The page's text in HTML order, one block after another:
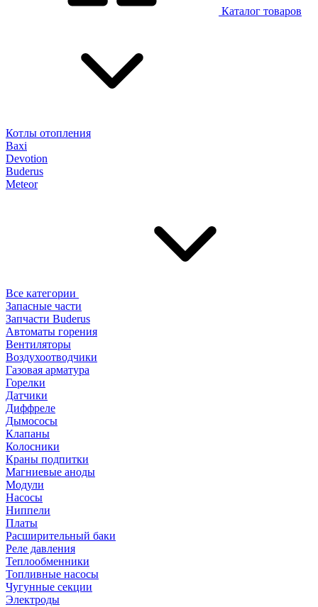
Каталог товаров
Котлы отопления
Baxi
Devotion
Buderus
Meteor
Все категории
Запасные части
Запчасти Buderus
Автоматы горения
Вентиляторы
Воздухоотводчики
Газовая арматура
Горелки
Датчики
Диффреле
Дымососы
Клапаны
Колосники
Краны подпитки
Магниевые аноды
Модули
Насосы
Ниппели
Платы
Расширительный баки
Реле давления
Теплообменники
Топливные насосы
Чугунные секции
Электроды